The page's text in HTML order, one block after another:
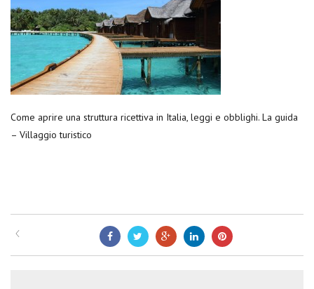
Come aprire una struttura ricettiva in Italia, leggi e obblighi. La guida
– Villaggio turistico